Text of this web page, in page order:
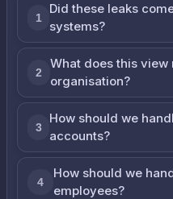
1
Did these leaks
systems?
2
What does this
organisation?
3
How should we
accounts?
4
How should we
employees?